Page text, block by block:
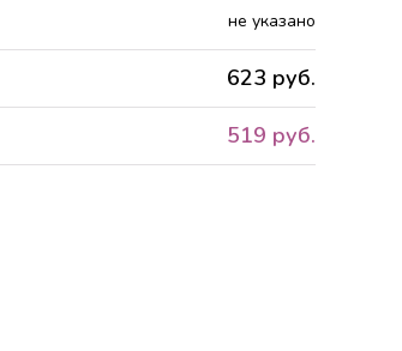
не указано
623 руб.
519 руб.